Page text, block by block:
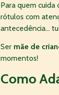
Para quem cuida
rótulos com
antecedência…
Ser mãe de
momentos!
Como